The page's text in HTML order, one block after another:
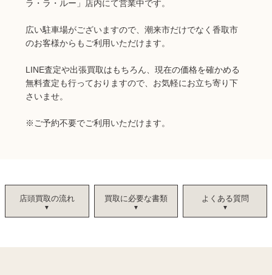
ラ・ラ・ルー」店内にて営業中です。
広い駐車場がございますので、潮来市だけでなく香取市
のお客様からもご利用いただけます。
LINE査定や出張買取はもちろん、現在の価格を確かめる
無料査定も行っておりますので、お気軽にお立ち寄り下
さいませ。
※ご予約不要でご利用いただけます。
店頭買取の流れ 買取に必要な書類 よくある質問